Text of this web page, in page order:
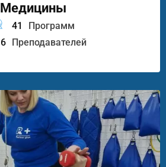
Медицины
41
Программ
6
Преподавателей